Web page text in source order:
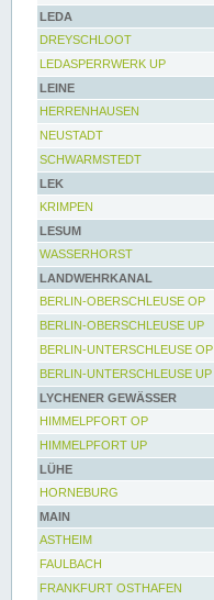
LEDA
DREYSCHLOOT
LEDASPERRWERK UP
LEINE
HERRENHAUSEN
NEUSTADT
SCHWARMSTEDT
LEK
KRIMPEN
LESUM
WASSERHORST
LANDWEHRKANAL
BERLIN-OBERSCHLEUSE OP
BERLIN-OBERSCHLEUSE UP
BERLIN-UNTERSCHLEUSE OP
BERLIN-UNTERSCHLEUSE UP
LYCHENER GEWÄSSER
HIMMELPFORT OP
HIMMELPFORT UP
LÜHE
HORNEBURG
MAIN
ASTHEIM
FAULBACH
FRANKFURT OSTHAFEN